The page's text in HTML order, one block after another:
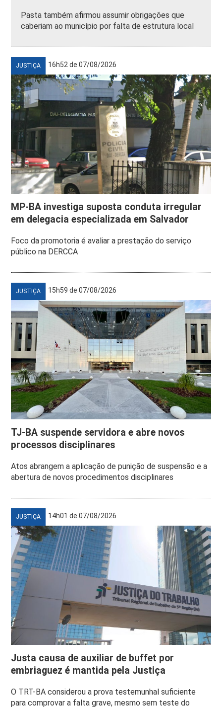
Pasta também afirmou assumir obrigações que
caberiam ao município por falta de estrutura local
JUSTIÇA 16h52 de 07/08/2026
MP-BA investiga suposta conduta irregular
em delegacia especializada em Salvador
Foco da promotoria é avaliar a prestação do serviço
público na DERCCA
JUSTIÇA 15h59 de 07/08/2026
TJ-BA suspende servidora e abre novos
processos disciplinares
Atos abrangem a aplicação de punição de suspensão e a
abertura de novos procedimentos disciplinares
JUSTIÇA 14h01 de 07/08/2026
Justa causa de auxiliar de buffet por
embriaguez é mantida pela Justiça
O TRT-BA considerou a prova testemunhal suficiente
para comprovar a falta grave, mesmo sem teste do